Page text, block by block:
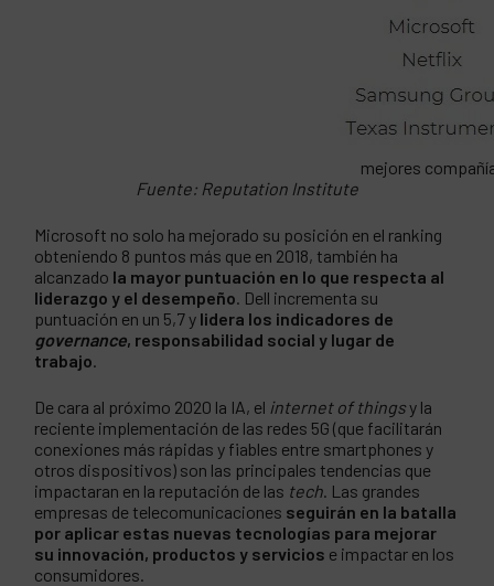
mejores
Fuente: Reputation Institute
Microsoft no solo ha mejorado su posición en el ranking
obteniendo 8 puntos más que en 2018, también ha
alcanzado la mayor puntuación en lo que respecta al
liderazgo y el desempeño. Dell incrementa su
puntuación en un 5,7 y lidera los indicadores de
governance, responsabilidad social y lugar de
trabajo.
De cara al próximo 2020 la IA, el internet of thingsy la
reciente implementación de las redes 5G (que facilitarán
conexiones más rápidas y fiables entre smartphones y
otros dispositivos) son las principales tendencias que
impactaran en la reputación de las tech . Las grandes
empresas de telecomunicaciones seguirán en la batalla
por aplicar estas nuevas tecnologías para mejorar
su innovación, productos y servicios e impactar en los
consumidores.